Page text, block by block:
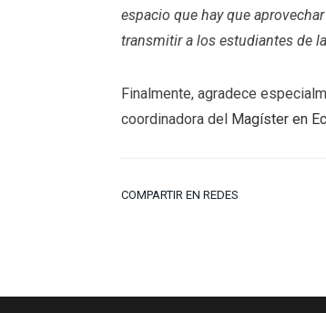
espacio que hay que
transmitir a los estudiantes de
Finalmente, agradece
coordinadora del Magíster en
COMPARTIR EN REDES